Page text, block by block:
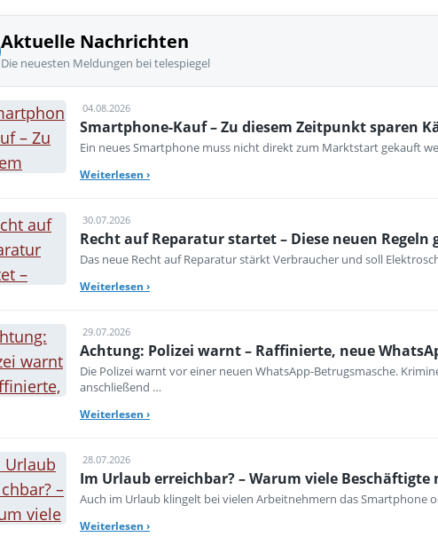
Aktuelle Nachrichten
Die neuesten Meldungen bei telespiegel
04.08.2026
Smartphone-Kauf – Zu diesem Zeitpunkt sparen
Ein neues Smartphone muss nicht direkt zum Marktstart gekauft
Weiterlesen ›
30.07.2026
Recht auf Reparatur startet – Diese neuen Regeln
Das neue Recht auf Reparatur stärkt Verbraucher und soll
Weiterlesen ›
29.07.2026
Achtung: Polizei warnt – Raffinierte, neue
Die Polizei warnt vor einer neuen WhatsApp-Betrugsmasche.
anschließend …
Weiterlesen ›
28.07.2026
Im Urlaub erreichbar? – Warum viele
Auch im Urlaub klingelt bei vielen Arbeitnehmern das Smartphone
Weiterlesen ›